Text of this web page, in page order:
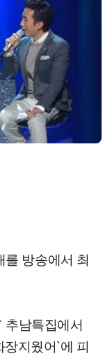
방송에서 최
추남특집에서
지웠어`에 피